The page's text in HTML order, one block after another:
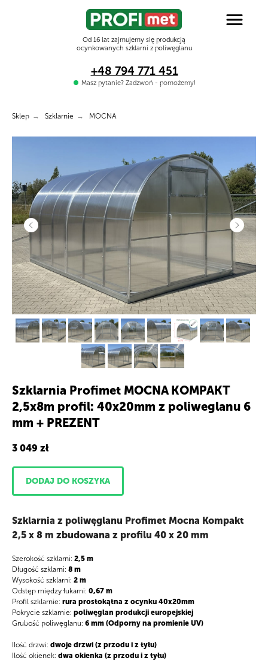
Od 16 lat zajmujemy się produkcją
ocynkowanych szklarni z poliwęglanu
+48 794 771 451
Masz pytanie? Zadzwoń - pomożemy!
Sklep → Szklarnie → MOCNA
Szklarnia Profimet MOCNA KOMPAKT
2,5х8m profil: 40x20mm z poliweglanu 6
mm + PREZENT
3 049 zł
DODAJ DO KOSZYKA
Szklarnia z poliwęglanu Profimet Mocna Kompakt
2,5 х 8 m zbudowana z profilu 40 x 20 mm
Szerokość szklarni: 2,5 m
Długość szklarni: 8 m
Wysokość szklarni: 2 m
Odstęp między łukami: 0,67 m
Profil szklarnie: rura prostokątna z ocynku 40x20mm
Pokrycie szklarnie: poliwęglan produkcji europejskiej
Grubość poliwęglanu: 6 mm (Odporny na promienie UV)
Ilość drzwi: dwoje drzwi (z przodu i z tyłu)
Ilość okienek: dwa okienka (z przodu i z tyłu)